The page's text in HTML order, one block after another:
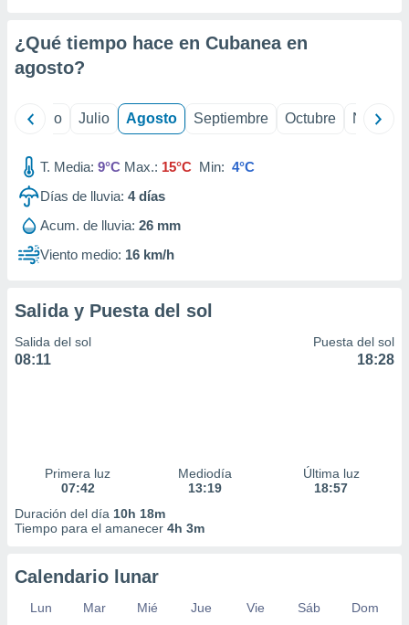
e
mediante
publicidad
publicidad
de
1199
¿Qué tiempo hace en Cubanea en
agosto?
Junio Julio Agosto Septiembre Octubre
T. Media: 9°C Max.: 15°C Min: 4°C
Días de lluvia: 4días
Acum. de lluvia: 26 mm
Viento medio: 16 km/h
Salida y Puesta del sol
Salida del sol
08:11
Puesta del sol
18:28
Primera luz
07:42
Mediodía
13:19
Última luz
18:57
Duración del día 10h 18m
Tiempo para el amanecer 4h 3m
Calendario lunar
Lun Mar Mié Jue Vie Sáb
Dom